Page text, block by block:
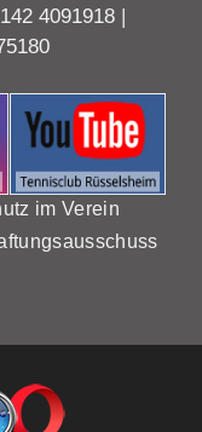
4091918|
im Verein